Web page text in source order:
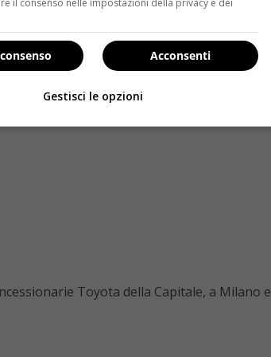
Toyota della Capitale, a Milano
il consenso nelle impostazioni della privacy e dei
Acconsenti
Gestisci le opzioni